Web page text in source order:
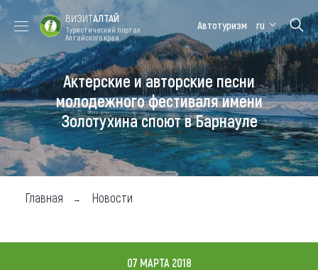
Форум VISIT
ALTAI
Цветение
маральника
Медицинский
форум
Алтайская
зимовка
Туры
Где побывать
Чем заняться
ВИЗИТАЛТАЙ
Туристический портал
Алтайского края
Автотуризм ru
Актерские и авторские песни
молодежного фестиваля имени
Золотухина споют в Барнауле
Главная Новости
07 МАРТА 2018